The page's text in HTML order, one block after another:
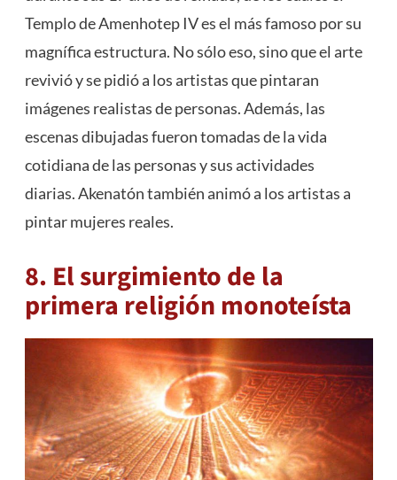
Templo de Amenhotep IV es el más famoso por su
magnífica estructura. No sólo eso, sino que el arte
revivió y se pidió a los artistas que pintaran
imágenes realistas de personas. Además, las
escenas dibujadas fueron tomadas de la vida
cotidiana de las personas y sus actividades
diarias. Akenatón también animó a los artistas a
pintar mujeres reales.
8. El surgimiento de la
primera religión monoteísta